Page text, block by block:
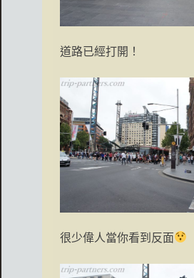
道路已經打開！
很少偉人當你看到反面